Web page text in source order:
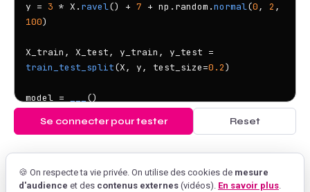
y = 3 * X. ravel() + 7 + np.random.normal(0, 2
100)
train_test_split(X, y, test_size=0.2)
model =
()
y_pred = model. ___
Se connecter pour tester Reset
🍪 On respecte ta vie privée. On utilise des cookies de mesure
d'audience et des contenus externes (vidéos). En savoir plus.